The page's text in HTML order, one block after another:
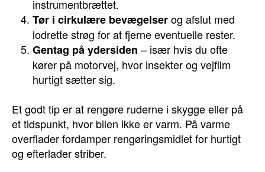
instrumentbrættet.
Tør i cirkulære bevægelserog afslut med
lodrette strøg for at fjerne eventuelle rester.
Gentag på ydersiden – især hvis du ofte
kører på motorvej, hvor insekter og vejfilm
hurtigt sætter sig.
Et godt tip er at rengøre ruderne i skygge eller på
et tidspunkt, hvor bilen ikke er varm. På varme
overflader fordamper rengøringsmidlet for hurtigt
og efterlader striber.